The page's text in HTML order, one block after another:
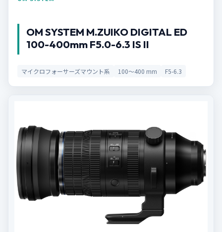
OM SYSTEM M.ZUIKO DIGITAL ED
100-400mm F5.0-6.3 IS II
マイクロフォーサーズマウント系 100～400 mm F5-6.3